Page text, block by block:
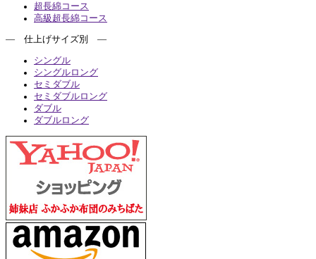
超長綿コース
高級超長綿コース
― 仕上げサイズ別 ―
シングル
シングルロング
セミダブル
セミダブルロング
ダブル
ダブルロング